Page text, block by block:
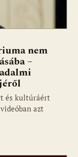
nem
–
és kultúráért
azt